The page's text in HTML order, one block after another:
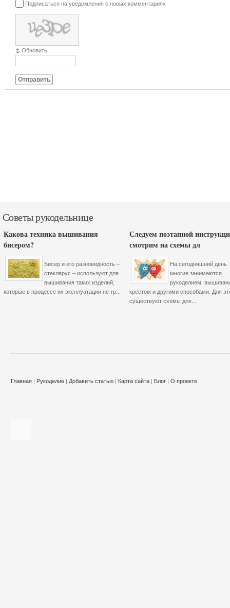
Подписаться на уведомления о новых комментариях
Обновить
Отправить
Советы рукодельнице
Какова техника вышивания
бисером?
Бисер и его разновидность –
стеклярус – используют для
вышивания таких изделий,
которые в процессе их эксплуатации не тр...
Следуем поэтапной
смотрим на схемы дл
На сегодняшний день
многие занимаются
рукоделием:
крестом и другими способами. Для
существуют схемы для...
Главная | Рукоделие | Добавить статью | Карта сайта | Блог | О проекте